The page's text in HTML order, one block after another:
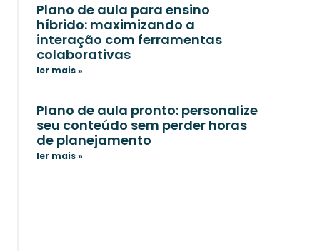
Plano de aula para ensino
híbrido: maximizando a
interação com ferramentas
colaborativas
ler mais »
Plano de aula pronto: personalize
seu conteúdo sem perder horas
de planejamento
ler mais »